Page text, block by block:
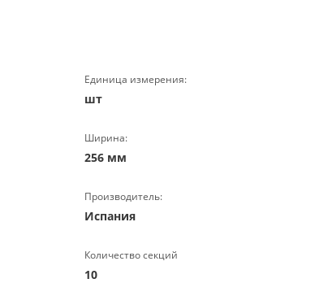
Единица измерения:
шт
Ширина:
256 мм
Производитель:
Испания
Количество секций
10